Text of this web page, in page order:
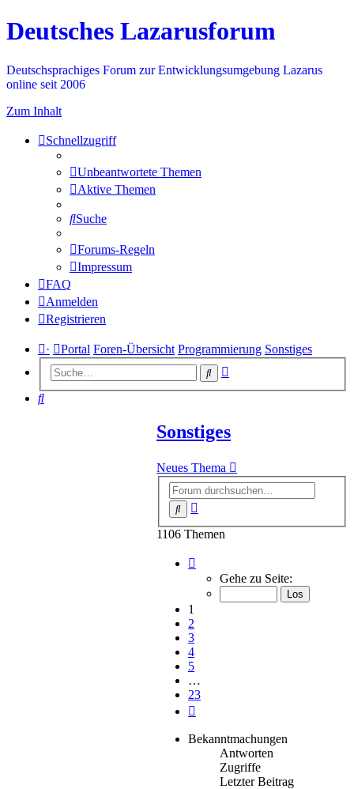
Deutsches Lazarusforum
Deutschsprachiges Forum zur Entwicklungsumgebung Lazarus
online seit 2006
Zum Inhalt
Schnellzugriff
Unbeantwortete Themen
Aktive Themen
Suche
Forums-Regeln
Impressum
FAQ
Anmelden
Registrieren
· Portal Foren-Übersicht Programmierung Sonstiges
Suche
Suche
Sonstiges
Neues Thema
Suche
1106 Themen
von
Gehe zu Seite:
1
2
3
4
5
…
23
Bekanntmachungen
Antworten
Zugriffe
Letzter Beitrag